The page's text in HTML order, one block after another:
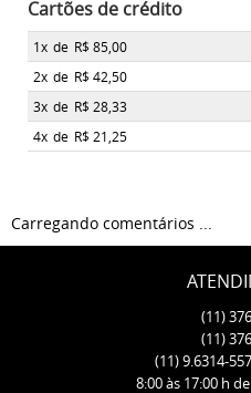
Cartões de crédito
1x de R$ 85,00
2x de R$ 42,50
3x de R$ 28,33
4x de R$ 21,25
Carregando comentários ...
(11)
(11)
(11)9.6314-
8:00 às 17:00 h